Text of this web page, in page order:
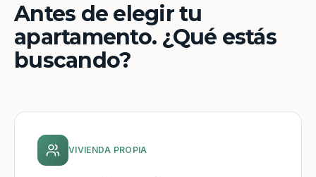
Antes de elegir tu
apartamento. ¿Qué estás
buscando?
VIVIENDA PROPIA